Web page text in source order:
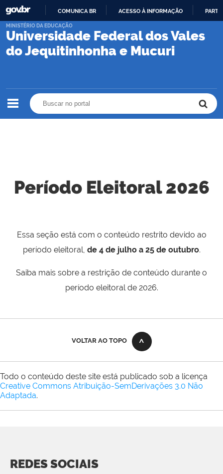
PARA
CONTEÚDO
COMUNICA BR ACESSO À INFORMAÇÃO
Universidade Federal dos Vales
do Jequitinhonha e Mucuri
MINISTÉRIO DA EDUCAÇÃO
Período Eleitoral 2026
Essa seção está com o conteúdo restrito devido ao
período eleitoral, de 4 de julho a 25 de outubro.
Saiba mais sobre a restrição de conteúdo durante o
período eleitoral de 2026.
VOLTAR AO TOPO
Todo o conteúdo deste site está publicado sob a licença
Creative Commons Atribuição-SemDerivações 3.0 Não
Adaptada.
REDES SOCIAIS